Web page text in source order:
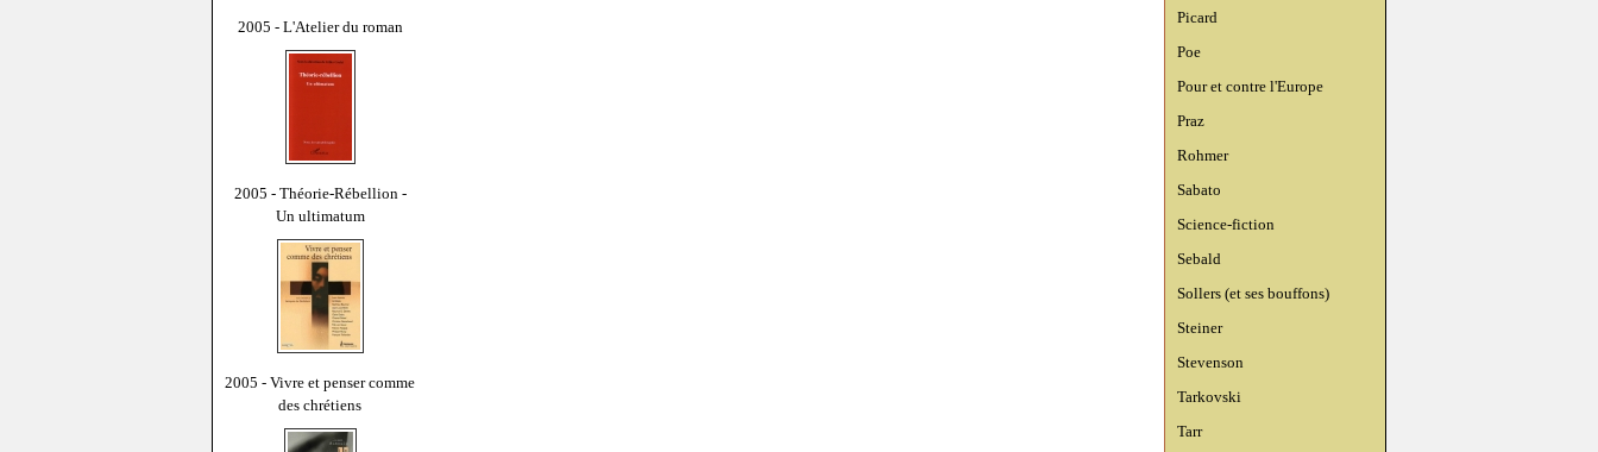
2005 - L'Atelier du roman
2005 - Théorie-Rébellion -
Un ultimatum
2005 - Vivre et penser comme
des chrétiens
Picard
Poe
Pour et contre l'Europe
Praz
Rohmer
Sabato
Science-fiction
Sebald
Sollers (et ses bouffons)
Steiner
Stevenson
Tarkovski
Tarr